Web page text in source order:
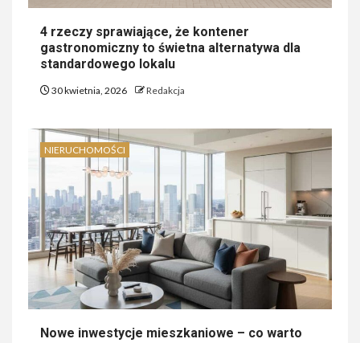
4 rzeczy sprawiające, że kontener
gastronomiczny to świetna alternatywa dla
standardowego lokalu
30 kwietnia, 2026 Redakcja
NIERUCHOMOŚCI
Nowe inwestycje mieszkaniowe – co warto